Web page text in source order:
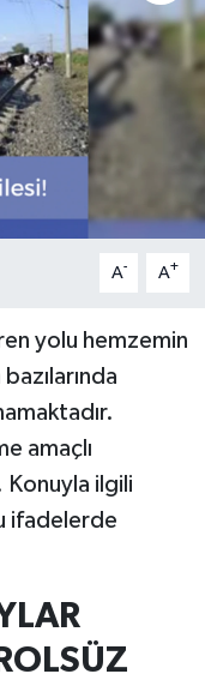
A- A+
yolu hemzemin
amaçlı
Konuyla ilgili
ifadelerde